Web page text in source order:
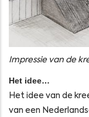
Impressie van de
Het idee…
Het idee van de
van een